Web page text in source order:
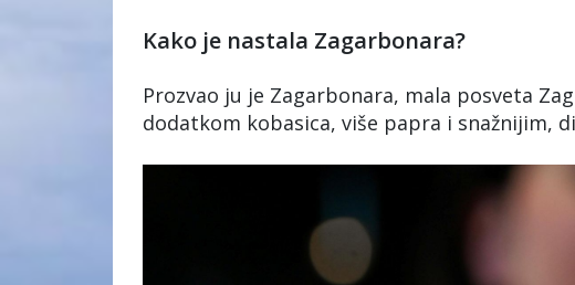
Kako je nastala Zagarbonara?
Prozvao ju je Zagarbonara, mala posveta
dodatkom kobasica, više papra i snažnijim,